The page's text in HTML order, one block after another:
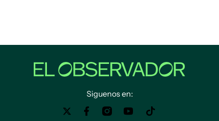
Siguenos en: